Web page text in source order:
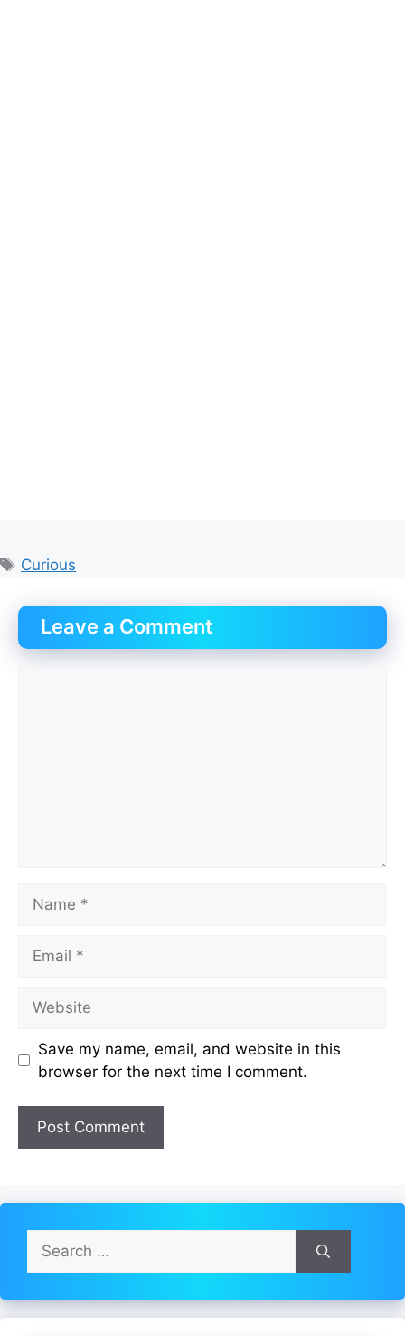
Tags
Curious
Leave a Comment
Save my name, email, and website in this
browser for the next time I comment.
Search
for: